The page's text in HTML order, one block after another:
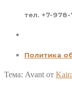
тел. +7-
Политика
Тема: Avant от